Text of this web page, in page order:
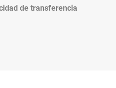
de transferencia